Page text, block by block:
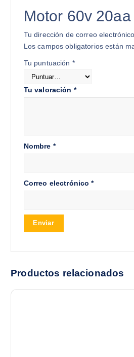
Motor 60v 20aa
Tu dirección de correo
Los campos obligatorios están
Tu puntuación *
Tu valoración *
Nombre *
Correo electrónico*
Productos relacionados